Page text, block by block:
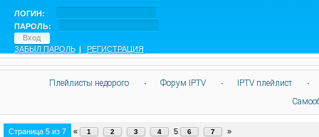
ЛОГИН:
ПАРОЛЬ:
ЗАБЫЛ ПАРОЛЬ | РЕГИСТРАЦИЯ
Плейлисты недорого · Форум IPTV · IPTV плейлист
·
Страница 5 из 7 « 1 2 3 4 5 6 7
»